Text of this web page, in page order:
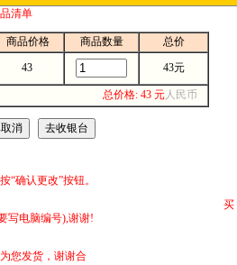
清单
商品价格 商品数量 总价
43 43元
总价格: 43 元人民币
更改”按钮。
利递交时,请你将你购 买
写电脑编号),谢谢!
发邮件或打电话等各类
您发货，谢谢合